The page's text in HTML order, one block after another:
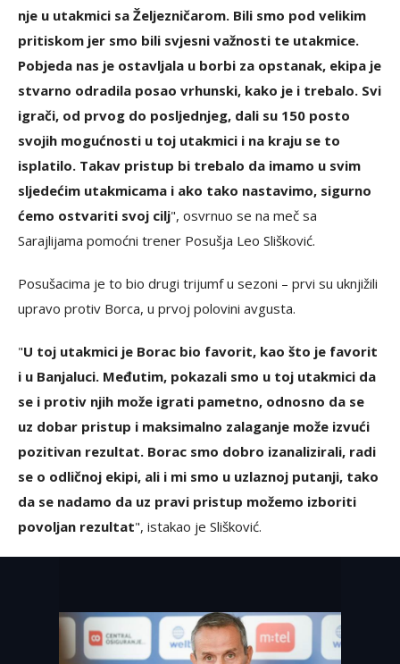
nje u utakmici sa Željezničarom. Bili smo pod velikim
pritiskom jer smo bili svjesni važnosti te utakmice.
Pobjeda nas je ostavljala u borbi za opstanak, ekipa je
stvarno odradila posao vrhunski, kako je i trebalo. Svi
igrači, od prvog do posljednjeg, dali su 150 posto
svojih mogućnosti u toj utakmici i na kraju se to
isplatilo. Takav pristup bi trebalo da imamo u svim
sljedećim utakmicama i ako tako nastavimo, sigurno
ćemo ostvariti svoj cilj", osvrnuo se na meč sa
Sarajlijama pomoćni trener Posušja Leo Slišković.
Posušacima je to bio drugi trijumf u sezoni – prvi su uknjižili
upravo protiv Borca, u prvoj polovini avgusta.
"U toj utakmici je Borac bio favorit, kao što je favorit
i u Banjaluci. Međutim, pokazali smo u toj utakmici da
se i protiv njih može igrati pametno, odnosno da se
uz dobar pristup i maksimalno zalaganje može izvući
pozitivan rezultat. Borac smo dobro izanalizirali, radi
se o odličnoj ekipi, ali i mi smo u uzlaznoj putanji, tako
da se nadamo da uz pravi pristup možemo izboriti
povoljan rezultat", istakao je Slišković.